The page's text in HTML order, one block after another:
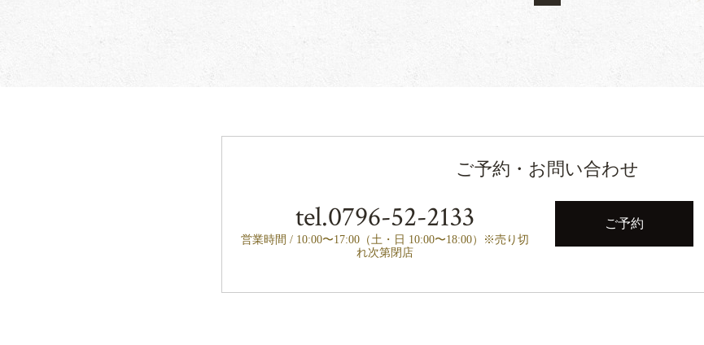
ご予約・お問い合わせ
tel.0796-52-2133
営業時間 / 10:00〜17:00（土・日 10:00〜18:00）※売り切
れ次第閉店
ご予約